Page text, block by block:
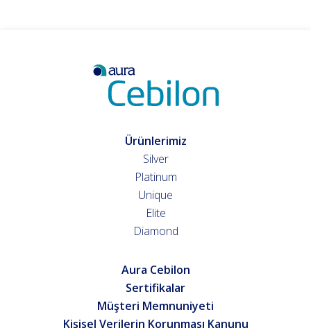
Ürünlerimiz
Silver
Platinum
Unique
Elite
Diamond
Aura Cebilon
Sertifikalar
Müşteri Memnuniyeti
Kişisel Verilerin Korunması Kanunu